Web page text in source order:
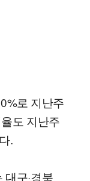
로 지난주
도 지난주
.
구·경북